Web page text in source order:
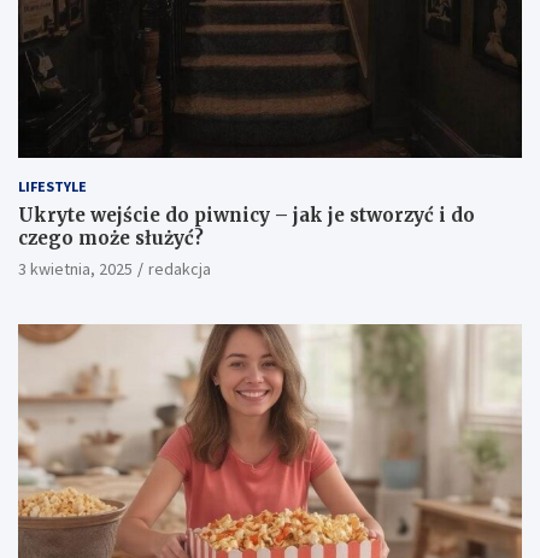
LIFESTYLE
Ukryte wejście do piwnicy – jak je stworzyć i do
czego może służyć?
3 kwietnia, 2025 redakcja